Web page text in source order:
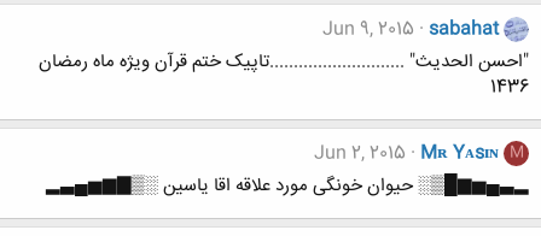
sabahat
Jun 9, 2015
"احسن الحدیث" ............................تاپیک ختم قرآن ویژه ماه رمضان
1436
M
Mʀ Yᴀsɪɴ
Jun 2, 2015
▂▃▄▅▆█▒░ حیوان خونگی مورد علاقه اقا یاسین ░▒▇▆▅▄▃▂